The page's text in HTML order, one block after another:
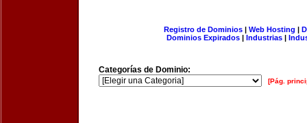
Registro de Dominios| Web Hosting |
Dominios Expirados | Industrias |
Categorías de Dominio:
[Pág.